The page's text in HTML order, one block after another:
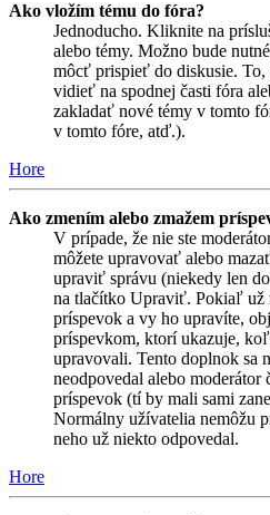
Ako vložím tému do fóra?
Jednoducho. Kliknite na
alebo témy. Možno bude
môcť prispieť do diskusie. To,
vidieť na spodnej časti fóra
zakladať nové témy v tomto
v tomto fóre, atď.).
Hore
Ako zmením alebo zmažem
V prípade, že nie ste
môžete upravovať alebo
upraviť správu (niekedy len
na tlačítko Upraviť. Pokiaľ už
príspevok a vy ho upravíte,
príspevkom, ktorí ukazuje,
upravovali. Tento doplnok
neodpovedal alebo moderátor
príspevok (tí by mali sami
Normálny užívatelia nemôžu
neho už niekto odpovedal.
Hore